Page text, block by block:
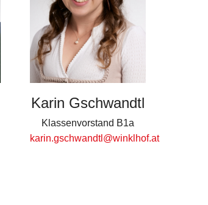
Karin Gschwandtl
Klassenvorstand B1a
karin.gschwandtl@winklhof.at